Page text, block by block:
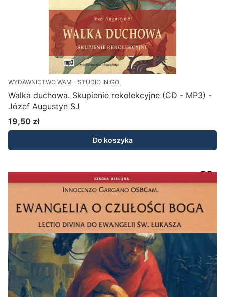
WYDAWNICTWO WAM - STUDIO INIGO
Walka duchowa. Skupienie rekolekcyjne (CD - MP3) -
Józef Augustyn SJ
Cena
19,50 zł
Do koszyka